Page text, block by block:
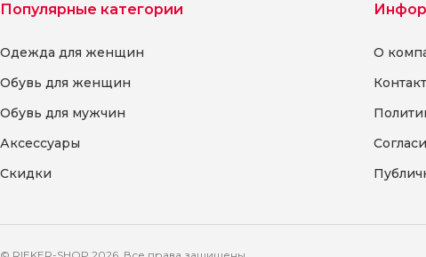
Популярные категории
Одежда для женщин
Обувь для женщин
Обувь для мужчин
Аксессуары
Скидки
О